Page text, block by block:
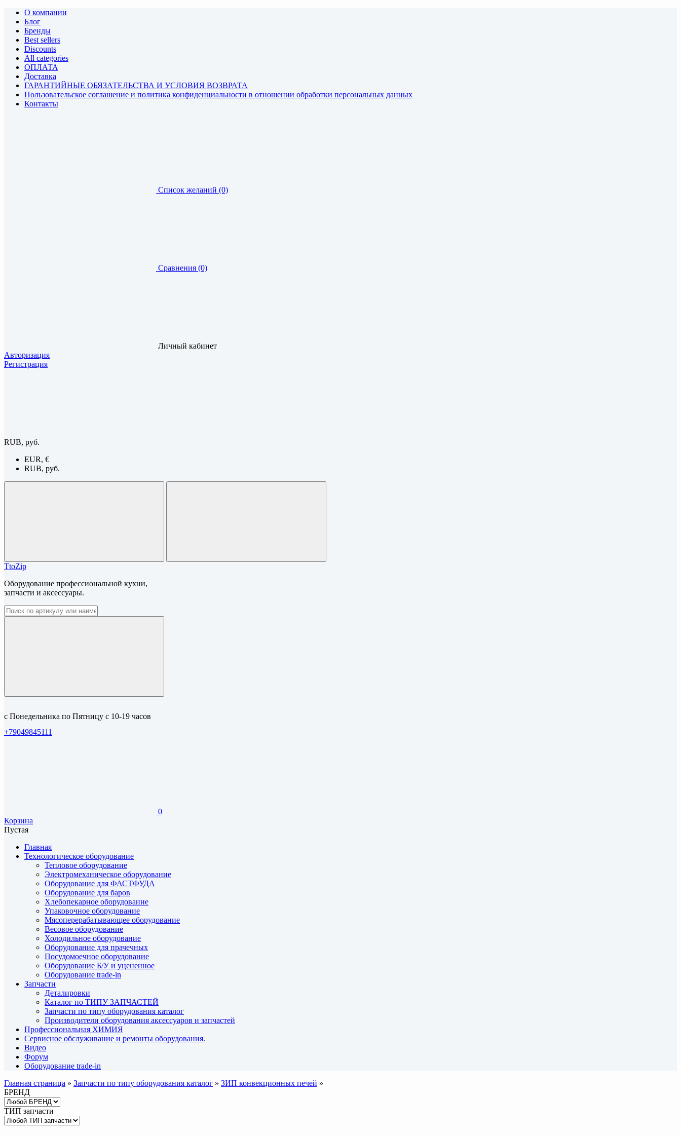
О компании
Блог
Бренды
Best sellers
Discounts
All categories
ОПЛАТА
Доставка
ГАРАНТИЙНЫЕ ОБЯЗАТЕЛЬСТВА И УСЛОВИЯ ВОЗВРАТА
Пользовательское соглашение и политика конфиденциальности в отношении обработки персональных данных
Контакты
Список желаний (0)
Сравнения (0)
Личный кабинет
Авторизация
Регистрация
RUB, руб.
EUR, €
RUB, руб.
TtoZip
Оборудование профессиональной кухни,
запчасти и аксессуары.
с Понедельника по Пятницу с 10-19 часов
+79049845111
0
Корзина
Пустая
Главная
Технологическое оборудование
Тепловое оборудование
Электромеханическое оборудование
Оборудование для ФАСТФУДА
Оборудование для баров
Хлебопекарное оборудование
Упаковочное оборудование
Мясоперерабатывающее оборудование
Весовое оборудование
Холодильное оборудование
Оборудование для прачечных
Посудомоечное оборудование
Оборудование Б/У и уцененное
Оборудование trade-in
Запчасти
Деталировки
Каталог по ТИПУ ЗАПЧАСТЕЙ
Запчасти по типу оборудования каталог
Производители оборудования аксессуаров и запчастей
Профессиональная ХИМИЯ
Сервисное обслуживание и ремонты оборудования.
Видео
Форум
Оборудование trade-in
Главная страница » Запчасти по типу оборудования каталог » ЗИП конвекционных печей »
БРЕНД
ТИП запчасти